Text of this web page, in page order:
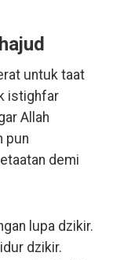
untuk taat
istighfar
Allah
pun
demi
lupa dzikir.
dzikir.